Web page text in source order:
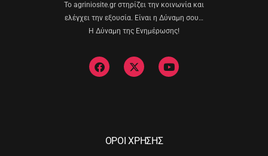
Το agriniosite.gr στηρίζει την κοινωνία και
ελέγχει την εξουσία. Είναι η Δύναμη σου…
Η Δύναμη της Ενημέρωσης!
ΟΡΟΙ ΧΡΗΣΗΣ